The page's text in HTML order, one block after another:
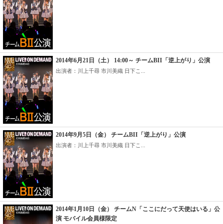
2014年6月21日（土） 14:00～ チームBII「逆上がり」公演
出演者：川上千尋 市川美織 日下こ...
2014年9月5日（金） チームBII「逆上がり」公演
出演者：川上千尋 市川美織 日下こ...
2014年1月10日（金） チームN「ここにだって天使はいる」公
演 モバイル会員様限定